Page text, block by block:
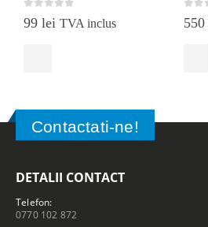
99 lei TVA inclus 550
Contactati-ne!
DETALII CONTACT
Telefon:
0770 102 872